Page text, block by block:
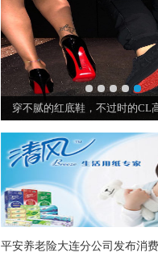
穿不腻的红底鞋，不过时的CL
平安养老险大连分公司发布消